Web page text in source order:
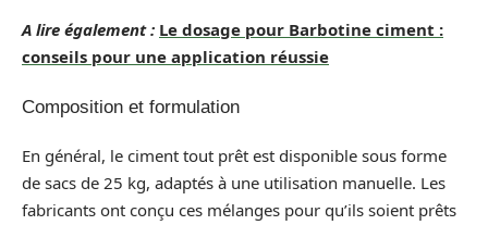
A lire également : Le dosage pour Barbotine ciment :
conseils pour une application réussie
Composition et formulation
En général, le ciment tout prêt est disponible sous forme
de sacs de 25 kg, adaptés à une utilisation manuelle. Les
fabricants ont conçu ces mélanges pour qu’ils soient prêts